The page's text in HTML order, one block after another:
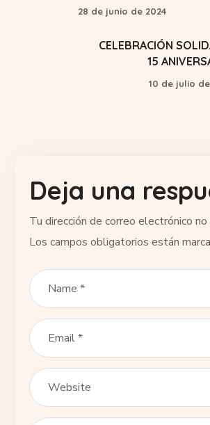
28 de junio de 2024
CELEBRACIÓN
15
10 de julio
Deja una
Tu dirección de correo electrónico no
Los campos obligatorios están